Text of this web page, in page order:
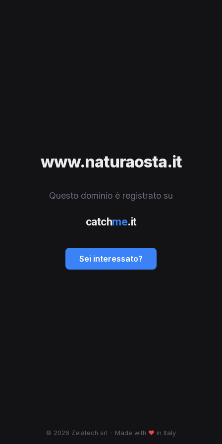
www.naturaosta.it
Questo dominio è registrato su
catchme.it
Sei interessato?
© 2026 Zelatech srl · Made with ♥ in Italy